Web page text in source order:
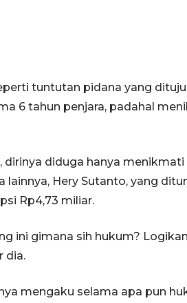
tuntutan pidana yang
6 tahun penjara, padahal
dirinya diduga hanya
lainnya, Hery Sutanto, yang
Rp4,73 miliar.
ini gimana sih hukum?
dia.
mengaku selama apa pun